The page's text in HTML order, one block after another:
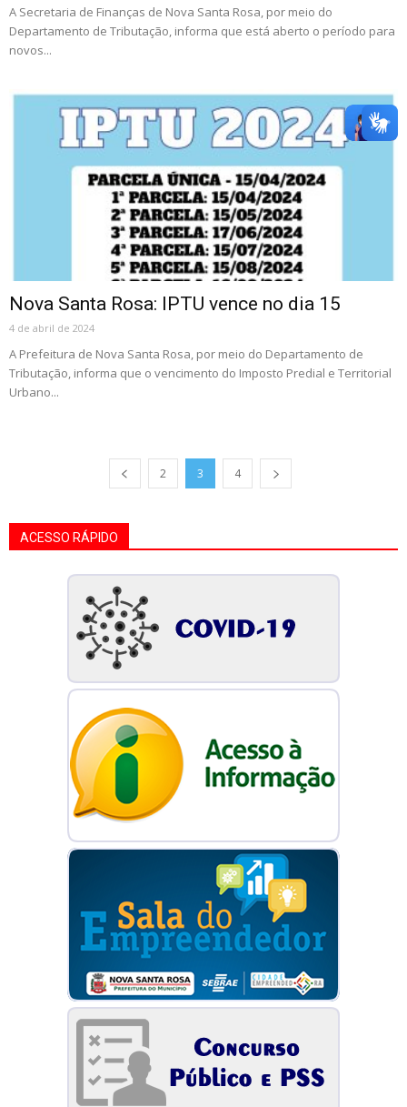
A Secretaria de Finanças de Nova Santa Rosa, por meio do
Departamento de Tributação, informa que está aberto o período para
novos...
Nova Santa Rosa: IPTU vence no dia 15
4 de abril de 2024
A Prefeitura de Nova Santa Rosa, por meio do Departamento de
Tributação, informa que o vencimento do Imposto Predial e Territorial
Urbano...
2 3 4
ACESSO RÁPIDO